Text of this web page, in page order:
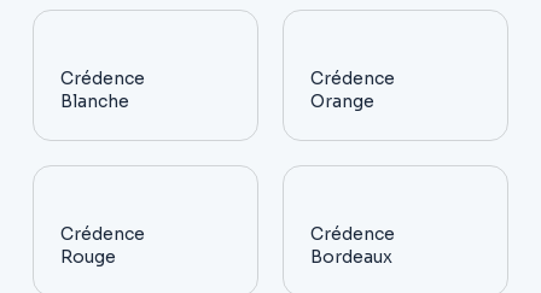
Crédence
Blanche
Crédence
Rouge
Crédence
Orange
Crédence
Bordeaux